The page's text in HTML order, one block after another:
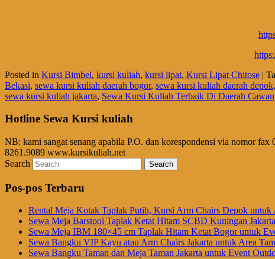
Posted in Kursi Bimbel, kursi kuliah, kursi lipat, Kursi Lipat Chitose |
Bekasi, sewa kursi kuliah daerah bogor, sewa kursi kuliah daerah depok,
sewa kursi kuliah jakarta, Sewa Kursi Kuliah Terbaik Di Daerah
Hotline Sewa Kursi kuliah
NB: kami sangat senang apabila P.O. dan korespondensi via nomor
8261.9089 www.kursikuliah.net
Search
Pos-pos Terbaru
Rental Meja Kotak Taplak Putih, Kursi Arm Chairs Depok untuk
Sewa Meja Barstool Taplak Ketat Hitam SCBD Kuningan
Sewa Meja IBM 180×45 cm Taplak Hitam Ketat Bogor untuk
Sewa Bangku VIP Kayu atau Arm Chairs Jakarta untuk Area
Sewa Bangku Taman dan Meja Taman Jakarta untuk Event